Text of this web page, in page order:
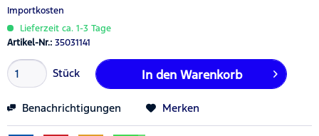
Importkosten
Lieferzeit ca. 1-3 Tage
Artikel-Nr.: 35031141
Stück In den Warenkorb
Benachrichtigungen Merken